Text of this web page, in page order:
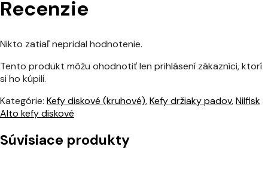
Recenzie
Nikto zatiaľ nepridal hodnotenie.
Tento produkt môžu ohodnotiť len prihlásení zákazníci, ktorí
si ho kúpili.
Kategórie: Kefy diskové (kruhové),Kefy držiaky padov,Nilfisk
Alto kefy diskové
Súvisiace produkty